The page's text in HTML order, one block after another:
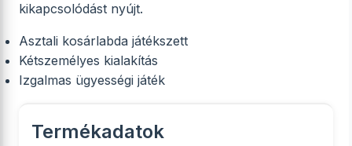
kikapcsolódást nyújt.
Asztali kosárlabda játékszett
Kétszemélyes kialakítás
Izgalmas ügyességi játék
Termékadatok